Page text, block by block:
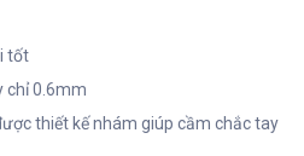
tốt
chỉ 0.6mm
thiết kế nhám giúp cầm chắc tay